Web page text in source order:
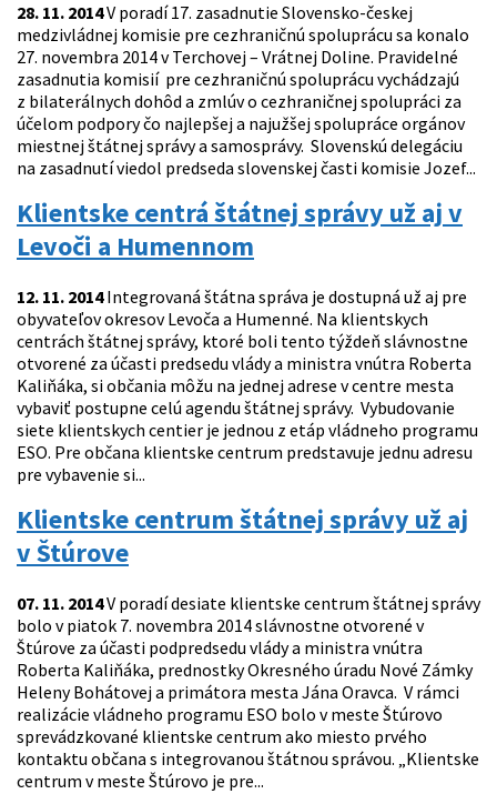
28. 11. 2014V poradí 17. zasadnutie Slovensko-českej
medzivládnej komisie pre cezhraničnú spoluprácu sa konalo
27. novembra 2014 v Terchovej – Vrátnej Doline. Pravidelné
zasadnutia komisií pre cezhraničnú spoluprácu vychádzajú
z bilaterálnych dohôd a zmlúv o cezhraničnej spolupráci za
účelom podpory čo najlepšej a najužšej spolupráce orgánov
miestnej štátnej správy a samosprávy. Slovenskú delegáciu
na zasadnutí viedol predseda slovenskej časti komisie Jozef...
Klientske centrá štátnej správy už aj v
Levoči a Humennom
12. 11. 2014Integrovaná štátna správa je dostupná už aj pre
obyvateľov okresov Levoča a Humenné. Na klientskych
centrách štátnej správy, ktoré boli tento týždeň slávnostne
otvorené za účasti predsedu vlády a ministra vnútra Roberta
Kaliňáka, si občania môžu na jednej adrese v centre mesta
vybaviť postupne celú agendu štátnej správy. Vybudovanie
siete klientskych centier je jednou z etáp vládneho programu
ESO. Pre občana klientske centrum predstavuje jednu adresu
pre vybavenie si...
Klientske centrum štátnej správy už aj
v Štúrove
07. 11. 2014V poradí desiate klientske centrum štátnej správy
bolo v piatok 7. novembra 2014 slávnostne otvorené v
Štúrove za účasti podpredsedu vlády a ministra vnútra
Roberta Kaliňáka, prednostky Okresného úradu Nové Zámky
Heleny Bohátovej a primátora mesta Jána Oravca. V rámci
realizácie vládneho programu ESO bolo v meste Štúrovo
sprevádzkované klientske centrum ako miesto prvého
kontaktu občana s integrovanou štátnou správou. „Klientske
centrum v meste Štúrovo je pre...